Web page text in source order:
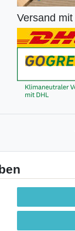
Versand mit